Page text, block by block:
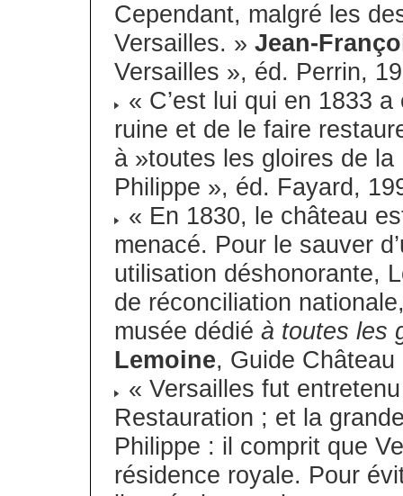
Cependant, malgré les
Versailles. » Jean-
Versailles », éd. Perrin,
« C’est lui qui en 1833 a
ruine et de le faire
à »toutes les gloires de
Philippe », éd. Fayard,
« En 1830, le château
menacé. Pour le sauver
utilisation déshonorante,
de réconciliation
musée dédié à toutes les
Lemoine, Guide
« Versailles fut
Restauration ; et la
Philippe : il comprit que
résidence royale. Pour